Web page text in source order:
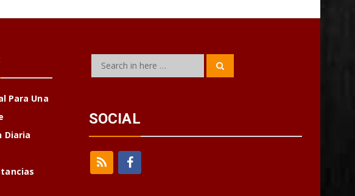
Para Una
Diaria
Search
SOCIAL